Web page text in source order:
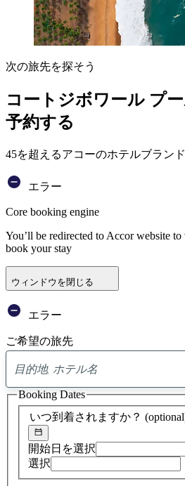
次の旅先を探そう
コートジボワール プ
予約する
45を超えるアコーのホテルブラン
エラー
Core booking engine
You’ll be redirected to Accor website
book your stay
ウィンドウを閉じる
エラー
ご希望の旅先
ア
ド
バ
イ
検
索
いつ到着されますか？
開始日を選択
選択
Booking Dates